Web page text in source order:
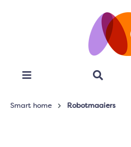
Smart home Robotmaaiers